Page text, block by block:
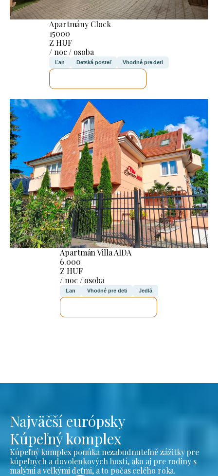
Apartmány Clock
15000
Z HUF
/ noc / osoba
Ľan Detská posteľ Vhodné pre deti
Apartmán Villa AIDA
6.000
Z HUF
/ noc / osoba
Ľan Vhodné pre deti Jedlá
Najväčší európsky
Kúpeľný komplex
Kúpeľný komplex ponúka nezabudnuteľné zážitky pre
kúpeľných a dovolenkových hostí, ako aj pre rodiny s
malými a veľkými deťmi, a to počas celého roka.